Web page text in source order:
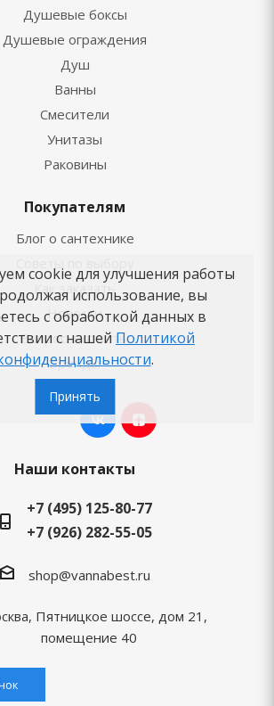
Душевые боксы
Душевые ограждения
Душ
Ванны
Смесители
Унитазы
Раковины
Покупателям
Блог о сантехнике
Как заказать
Новости
Вопросы-ответы
Бренды
Наши контакты
+7 (495) 125-80-77
+7 (926) 282-55-05
shop@vannabest.ru
Пятницкое шоссе, дом 21,
помещение 40
cookie для улучшения работы
использование, вы
с обработкой данных в
с нашей Политикой
.
Принять